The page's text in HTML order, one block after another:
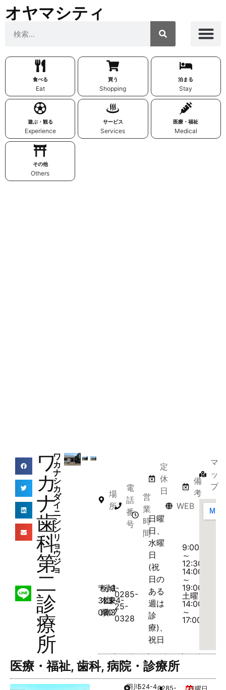
オヤマシティ
食べる
Eat
買う
Shopping
泊まる
Stay
遊ぶ・観る
Experience
サービス
Services
医療・福祉
Medical
その他
Others
ワ
カ
ナ
歯
科
第
二
診
療
所
ワ
カ
ナ
シ
カ
ダ
イ
ニ
シ
ン
リ
ョ
ウ
ジ
ョ
場
所
〒
323-
0807
栃
木
県
小
山
市
城
東
3-
24-
3
電
話
番
号
0285-
25-
0328
営
業
時
間
定
休
日
日曜
日、
水曜
日
(祝
日の
ある
週は
診
療)、
祝日
WEB
備
考
9:00
～
12:30、
14:00
～
19:00、
土曜
14:00
～
17:00
マ
ッ
プ
医療・福祉, 歯科, 病院・診療所
羽川524-40285-